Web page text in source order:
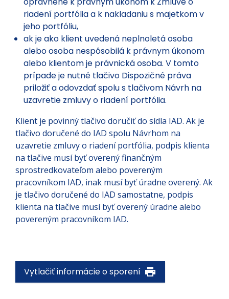
riadení portfólia a k nakladaniu s majetkom v
jeho portfóliu,
ak je ako klient uvedená neplnoletá osoba
alebo osoba nespôsobilá k právnym úkonom
alebo klientom je právnická osoba. V tomto
prípade je nutné tlačivo Dispozičné práva
priložiť a odovzdať spolu s tlačivom Návrh na
uzavretie zmluvy o riadení portfólia.
Klient je povinný tlačivo doručiť do sídla IAD. Ak je
tlačivo doručené do IAD spolu Návrhom na
uzavretie zmluvy o riadení portfólia, podpis klienta
na tlačive musí byť overený finančným
sprostredkovateľom alebo povereným
pracovníkom IAD, inak musí byť úradne overený. Ak
je tlačivo doručené do IAD samostatne, podpis
klienta na tlačive musí byť overený úradne alebo
povereným pracovníkom IAD.
Vytlačiť informácie o sporení